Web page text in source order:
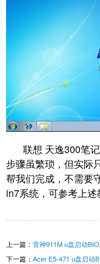
联想 天逸300笔
步骤虽繁琐，但实际
帮我们完成，不需要
in7系统，可参考上述
上一篇： 雷神911M u盘启动
下一篇： Acer E5-471 u盘启动